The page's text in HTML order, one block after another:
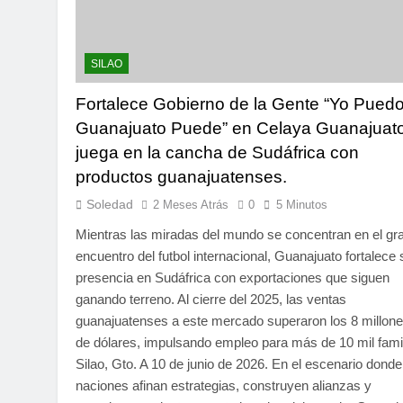
SILAO
Fortalece Gobierno de la Gente “Yo
Guanajuato Puede” en Celaya
juega en la cancha de Sudáfrica con
productos guanajuatenses.
Soledad 2 Meses Atrás 0 5 Minutos
Mientras las miradas del mundo se concentran en el
encuentro del futbol internacional, Guanajuato fortalece
presencia en Sudáfrica con exportaciones que siguen
ganando terreno. Al cierre del 2025, las ventas
guanajuatenses a este mercado superaron los 8
de dólares, impulsando empleo para más de 10 mil
Silao, Gto. A 10 de junio de 2026. En el escenario
naciones afinan estrategias, construyen alianzas y